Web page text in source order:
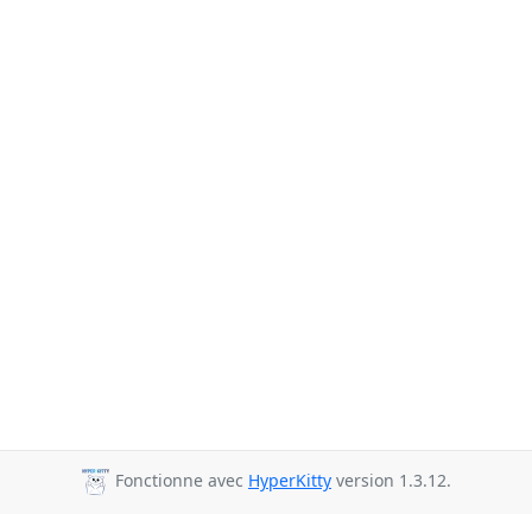
Fonctionne avec HyperKitty version 1.3.12.